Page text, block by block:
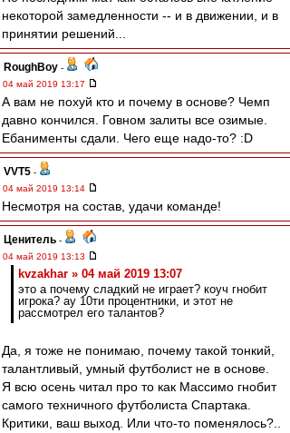
некоторой замедленности -- и в движении, и в
принятии решений...
RoughBoy -
04 май 2019 13:17
А вам не похуй кто и почему в основе? Чемп
давно кончился. Говном залиты все озимые.
Ебанименты сдали. Чего еще надо-то? :D
VVT5 -
04 май 2019 13:14
Несмотря на состав, удачи команде!
Ценитель -
04 май 2019 13:13
kvzakhar » 04 май 2019 13:07
это а почему сладкий не играет? коуч гнобит
игрока? ау 10ти процентники, и этот не
рассмотрел его талантов?
Да, я тоже не понимаю, почему такой тонкий,
талантливый, умный футболист не в основе.
Я всю осень читал про то как Массимо гнобит
самого техничного футболиста Спартака.
Критики, ваш выход. Или что-то поменялось?..